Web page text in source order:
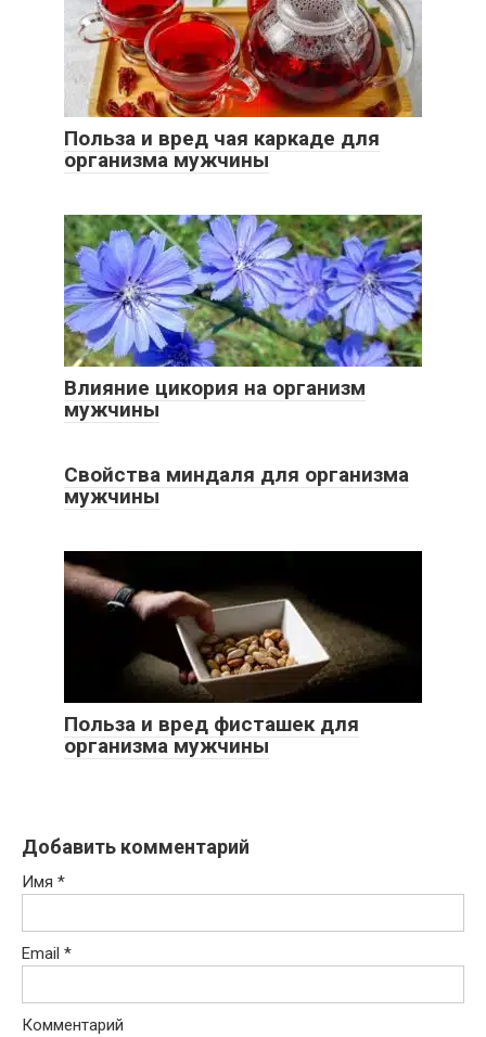
Польза и вред чая каркаде для
организма мужчины
Влияние цикория на организм
мужчины
Свойства миндаля для организма
мужчины
Польза и вред фисташек для
организма мужчины
Добавить комментарий
Имя *
Email *
Комментарий